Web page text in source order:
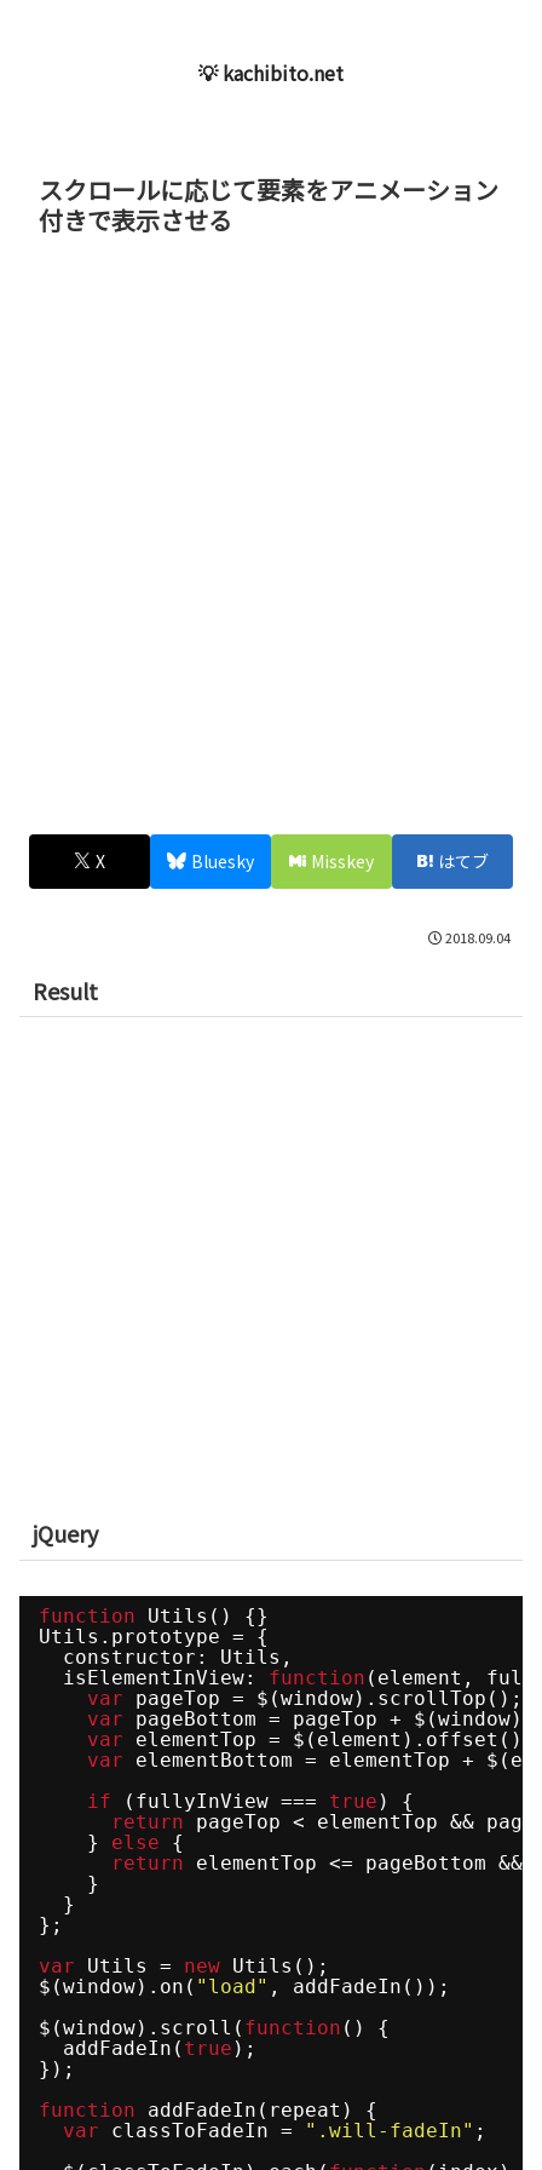
💡 kachibito.net
スクロールに応じて要素をアニメーション
付きで表示させる
X Bluesky Misskey はてブ
2018.09.04
Result
jQuery
function
Utils() {}
Utils.prototype = {
constructor: Utils,
isElementInView: function (element,
var
pageTop = $(window).scrollTop();
var
pageBottom = pageTop +
var
elementTop =
var
elementBottom = elementTop +
if
(fullyInView === true ) {
return
pageTop < elementTop &&
} else
{
return
elementTop <= pageBottom &&
}
}
};
var
Utils = new Utils();
$(window).on( "load" , addFadeIn());
$(window).scroll( function () {
addFadeIn( true );
});
function
addFadeIn(repeat) {
var
classToFadeIn = ".will-fadeIn" ;